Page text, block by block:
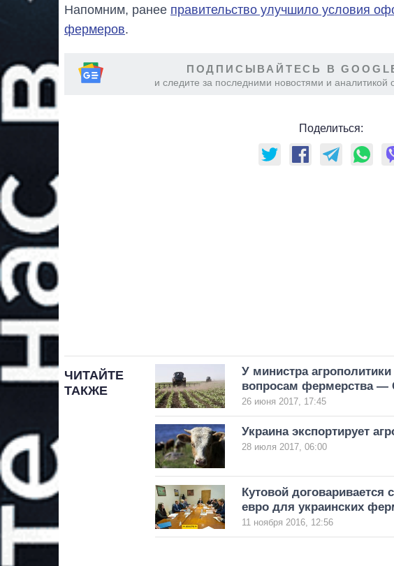
Напомним, ранее правительство улучшило условия
фермеров.
ПОДПИСЫВАЙТЕСЬ В GOOGLE
и следите за последними новостями и аналитикой
Поделиться:
ЧИТАЙТЕ
ТАКЖЕ
У министра
вопросам фермерства
26 июня 2017, 17:45
Украина экспортирует
28 июля 2017, 06:00
Кутовой договаривается
евро для украинских
11 ноября 2016, 12:56